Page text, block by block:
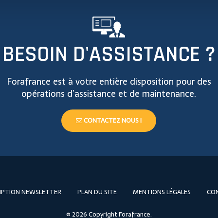
BESOIN D'ASSISTANCE ?
Forafrance est à votre entière disposition pour des
opérations d’assistance et de maintenance.
CONTACTEZ NOUS !
NEWSLETTER PLAN DU SITE MENTIONS LÉGALES
© 2026 Copyright Forafrance.